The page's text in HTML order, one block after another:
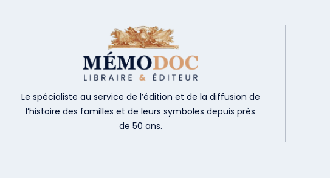
Le spécialiste au service de l’édition et de la diffusion de
l’histoire des familles et de leurs symboles depuis près
de 50 ans.